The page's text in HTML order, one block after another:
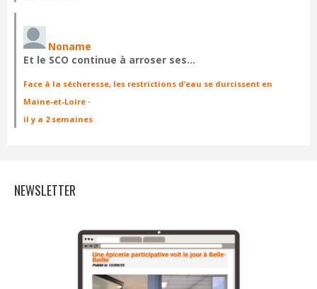
Noname
Et le SCO continue à arroser ses…
Face à la sécheresse, les restrictions d’eau se durcissent en
Maine-et-Loire ·
il y a 2 semaines
NEWSLETTER